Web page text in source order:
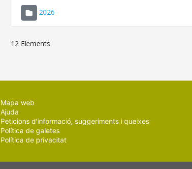
2026
12 Elements
Mapa web
Ajuda
Peticions d'informació, suggeriments i queixes
Política de galetes
Política de privacitat